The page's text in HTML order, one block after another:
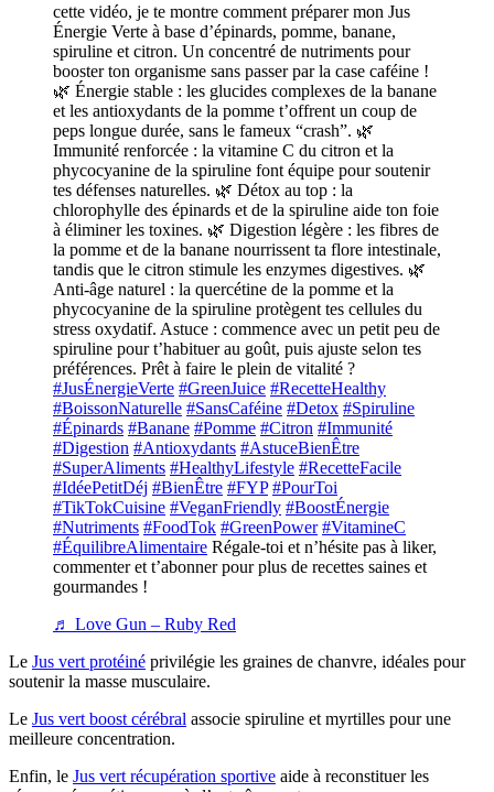
cette vidéo, je te montre comment préparer mon Jus
Énergie Verte à base d’épinards, pomme, banane,
spiruline et citron. Un concentré de nutriments pour
booster ton organisme sans passer par la case caféine !
🌿 Énergie stable : les glucides complexes de la banane
et les antioxydants de la pomme t’offrent un coup de
peps longue durée, sans le fameux “crash”. 🌿
Immunité renforcée : la vitamine C du citron et la
phycocyanine de la spiruline font équipe pour soutenir
tes défenses naturelles. 🌿 Détox au top : la
chlorophylle des épinards et de la spiruline aide ton foie
à éliminer les toxines. 🌿 Digestion légère : les fibres de
la pomme et de la banane nourrissent ta flore intestinale,
tandis que le citron stimule les enzymes digestives. 🌿
Anti-âge naturel : la quercétine de la pomme et la
phycocyanine de la spiruline protègent tes cellules du
stress oxydatif. Astuce : commence avec un petit peu de
spiruline pour t’habituer au goût, puis ajuste selon tes
préférences. Prêt à faire le plein de vitalité ?
#JusÉnergieVerte #GreenJuice #RecetteHealthy
#BoissonNaturelle #SansCaféine #Detox #Spiruline
#Épinards #Banane #Pomme #Citron #Immunité
#Digestion #Antioxydants #AstuceBienÊtre
#SuperAliments #HealthyLifestyle #RecetteFacile
#IdéePetitDéj #BienÊtre #FYP #PourToi
#TikTokCuisine #VeganFriendly #BoostÉnergie
#Nutriments #FoodTok #GreenPower #VitamineC
#ÉquilibreAlimentaire Régale-toi et n’hésite pas à liker,
commenter et t’abonner pour plus de recettes saines et
gourmandes !
♬ Love Gun – Ruby Red
Le Jus vert protéiné privilégie les graines de chanvre, idéales pour
soutenir la masse musculaire.
Le Jus vert boost cérébral associe spiruline et myrtilles pour une
meilleure concentration.
Enfin, le Jus vert récupération sportive aide à reconstituer les